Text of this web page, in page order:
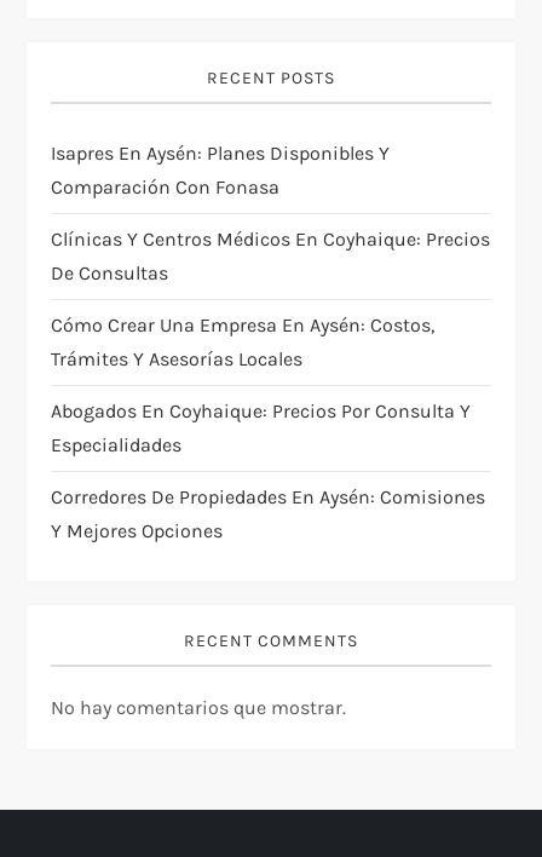
RECENT POSTS
Isapres En Aysén: Planes Disponibles Y
Comparación Con Fonasa
Clínicas Y Centros Médicos En Coyhaique: Precios
De Consultas
Cómo Crear Una Empresa En Aysén: Costos,
Trámites Y Asesorías Locales
Abogados En Coyhaique: Precios Por Consulta Y
Especialidades
Corredores De Propiedades En Aysén: Comisiones
Y Mejores Opciones
RECENT COMMENTS
No hay comentarios que mostrar.